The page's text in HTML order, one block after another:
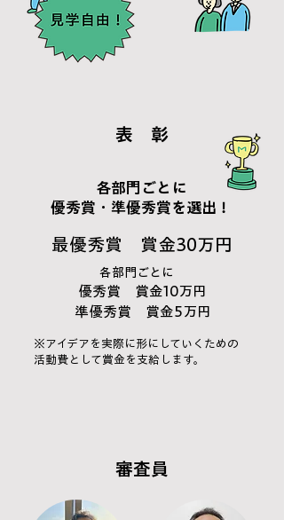
表 彰
各部門ごとに
優秀賞・準優秀賞を選出！
最優秀賞 賞金30万円
各部門ごとに
優秀賞 賞金10万円
準優秀賞 賞金5万円
※アイデアを実際に形にしていくための
活動費として賞金を支給します。
​審査員